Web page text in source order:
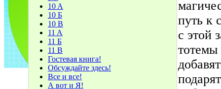
10 A
10 Б
10 В
11 A
11 Б
11 В
Гостевая книга!
Обсуждайте здесь!
Все и все!
А вот и Я!
путь к
с этой